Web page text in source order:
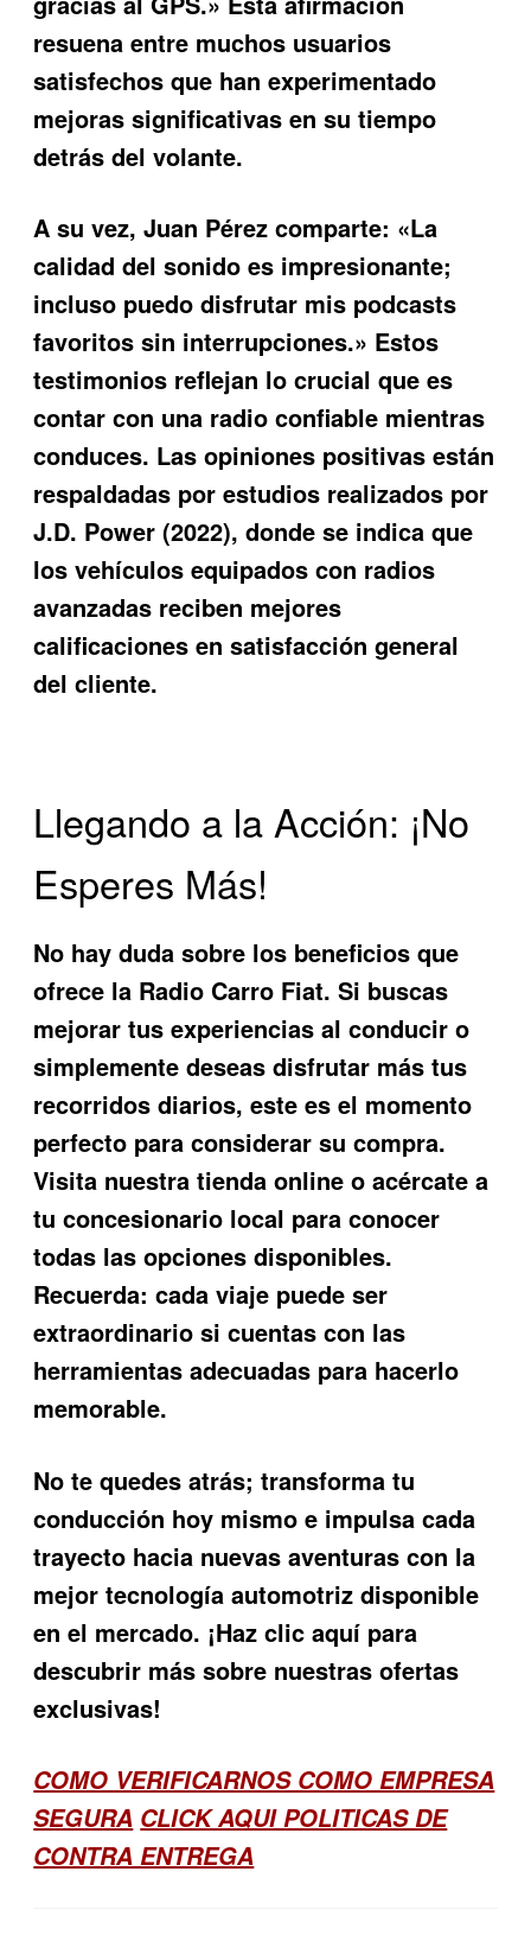
resuena entre muchos usuarios
satisfechos que han experimentado
mejoras significativas en su tiempo
detrás del volante.
A su vez, Juan Pérez comparte: «La
calidad del sonido es impresionante;
incluso puedo disfrutar mis podcasts
favoritos sin interrupciones.» Estos
testimonios reflejan lo crucial que es
contar con una radio confiable mientras
conduces. Las opiniones positivas están
respaldadas por estudios realizados por
J.D. Power (2022), donde se indica que
los vehículos equipados con radios
avanzadas reciben mejores
calificaciones en satisfacción general
del cliente.
Llegando a la Acción: ¡No
Esperes Más!
No hay duda sobre los beneficios que
ofrece la Radio Carro Fiat. Si buscas
mejorar tus experiencias al conducir o
simplemente deseas disfrutar más tus
recorridos diarios, este es el momento
perfecto para considerar su compra.
Visita nuestra tienda online o acércate a
tu concesionario local para conocer
todas las opciones disponibles.
Recuerda: cada viaje puede ser
extraordinario si cuentas con las
herramientas adecuadas para hacerlo
memorable.
No te quedes atrás; transforma tu
conducción hoy mismo e impulsa cada
trayecto hacia nuevas aventuras con la
mejor tecnología automotriz disponible
en el mercado. ¡Haz clic aquí para
descubrir más sobre nuestras ofertas
exclusivas!
COMO VERIFICARNOS COMO EMPRESA
SEGURA CLICK AQUI POLITICAS DE
CONTRA ENTREGA